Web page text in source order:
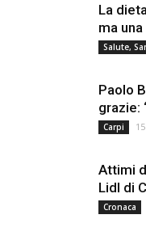
La
ma
Salute,
Paolo
grazie:
Carpi
Attimi
Lidl di
Cronaca